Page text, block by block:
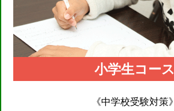
小学生コース
《中学校受験対策》